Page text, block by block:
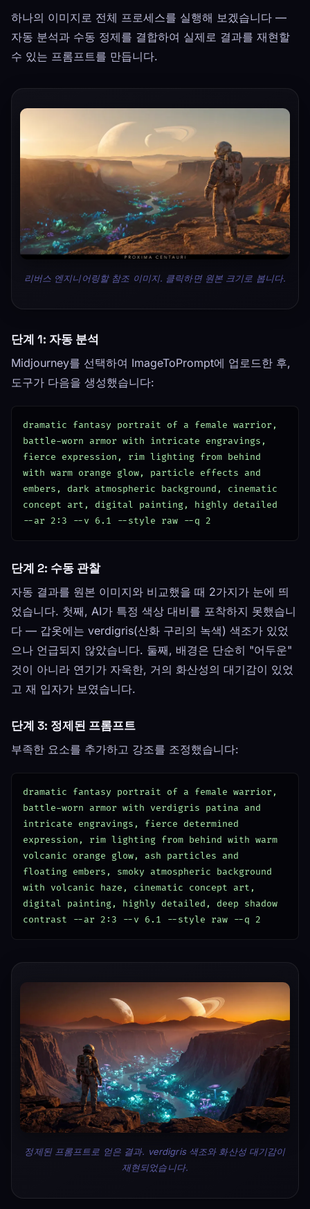
하나의 이미지로 전체 프로세스를 실행해 보겠습니다 —
자동 분석과 수동 정제를 결합하여 실제로 결과를 재현할
수 있는 프롬프트를 만듭니다.
리버스 엔지니어링할 참조 이미지. 클릭하면 원본 크기로 봅니다.
단계 1: 자동 분석
Midjourney를 선택하여 ImageToPrompt에 업로드한 후,
도구가 다음을 생성했습니다:
dramatic fantasy portrait of a female warrior,
battle-worn armor with intricate engravings,
fierce expression, rim lighting from behind
with warm orange glow, particle effects and
embers, dark atmospheric background, cinematic
concept art, digital painting, highly detailed
--ar 2:3 --v 6.1 --style raw --q 2
단계 2: 수동 관찰
자동 결과를 원본 이미지와 비교했을 때 2가지가 눈에 띄
었습니다. 첫째, AI가 특정 색상 대비를 포착하지 못했습니
다 — 갑옷에는 verdigris(산화 구리의 녹색) 색조가 있었
으나 언급되지 않았습니다. 둘째, 배경은 단순히 "어두운"
것이 아니라 연기가 자욱한, 거의 화산성의 대기감이 있었
고 재 입자가 보였습니다.
단계 3: 정제된 프롬프트
부족한 요소를 추가하고 강조를 조정했습니다:
dramatic fantasy portrait of a female warrior,
battle-worn armor with verdigris patina and
intricate engravings, fierce determined
expression, rim lighting from behind with warm
volcanic orange glow, ash particles and
floating embers, smoky atmospheric background
with volcanic haze, cinematic concept art,
digital painting, highly detailed, deep shadow
contrast --ar 2:3 --v 6.1 --style raw --q 2
정제된 프롬프트로 얻은 결과. verdigris 색조와 화산성 대기감이
재현되었습니다.